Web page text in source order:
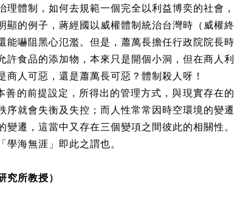
理體制，如何去規範一個完全以利益博奕的社會
顯的例子，蔣經國以威權體制統治台灣時（威權
能嚇阻黑心氾濫。但是，蕭萬長擔任行政院院長
許食品的添加物，本來只是開個小洞，但在商人
人可惡，還是蕭萬長可惡？體制殺人呀！
的前提設定，所得出的管理方式，與現實存在
序就會失衡及失控；而人性常常因時空環境的變
變遷，這當中又存在三個變項之間彼此的相關性
海無涯」即此之謂也。
究所教授）